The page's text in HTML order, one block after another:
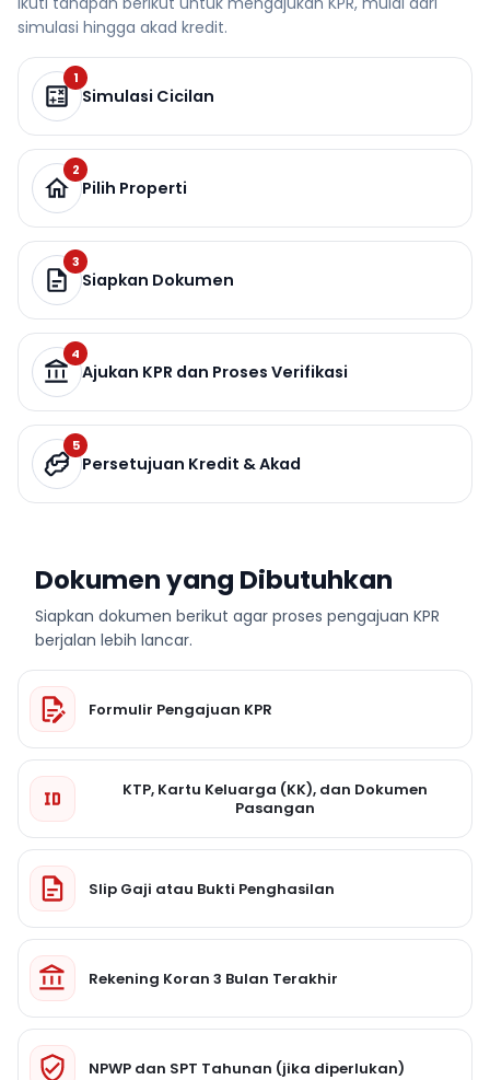
simulasi hingga akad kredit.
1
Simulasi Cicilan
2
Pilih Properti
3
Siapkan Dokumen
4
Ajukan KPR dan Proses Verifikasi
5
Persetujuan Kredit & Akad
Dokumen yang Dibutuhkan
Siapkan dokumen berikut agar proses pengajuan KPR
berjalan lebih lancar.
Formulir Pengajuan KPR
KTP, Kartu Keluarga (KK), dan Dokumen
Pasangan
Slip Gaji atau Bukti Penghasilan
Rekening Koran 3 Bulan Terakhir
NPWP dan SPT Tahunan (jika diperlukan)